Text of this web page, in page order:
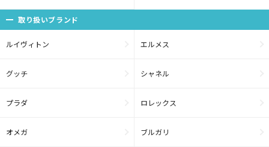
取り扱いブランド
ルイヴィトン エルメス
グッチ シャネル
プラダ ロレックス
オメガ ブルガリ